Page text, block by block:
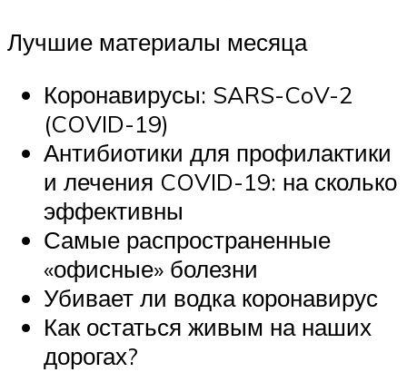
Лучшие материалы месяца
Коронавирусы: SARS-CoV-2
(COVID-19)
Антибиотики для профилактики
и лечения COVID-19: на сколько
эффективны
Самые распространенные
«офисные» болезни
Убивает ли водка коронавирус
Как остаться живым на наших
дорогах?